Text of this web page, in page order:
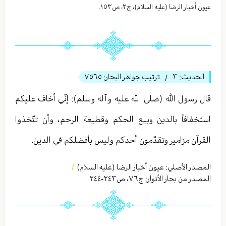
عيون أخبار الرضا (عليه السلام)، ج٢، ص١٥٣.
الحديث: ٣ / ترتيب جواهر البحار: ٧٥٦٥
قال رسول الله (صلى الله عليه وآله وسلم): إنّي أخاف عليكم
استخفافاً بالدين وبيع الحكم وقطيعة الرحم، وأن تتّخذوا
القرآن مزامير وتقدّمون أحدكم وليس بأفضلكم في الدين.
المصدر الأصلي: عیون أخبار الرضا (عليه السلام) /
المصدر من بحار الأنوار: ج٧٦، ص٢٤٣-٢٤٤